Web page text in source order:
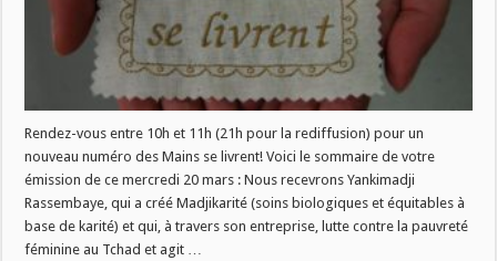
Rendez-vous entre 10h et 11h (21h pour la rediffusion) pour un
nouveau numéro des Mains se livrent! Voici le sommaire de votre
émission de ce mercredi 20 mars : Nous recevrons Yankimadji
Rassembaye, qui a créé Madjikarité (soins biologiques et équitables à
base de karité) et qui, à travers son entreprise, lutte contre la pauvreté
féminine au Tchad et agit …